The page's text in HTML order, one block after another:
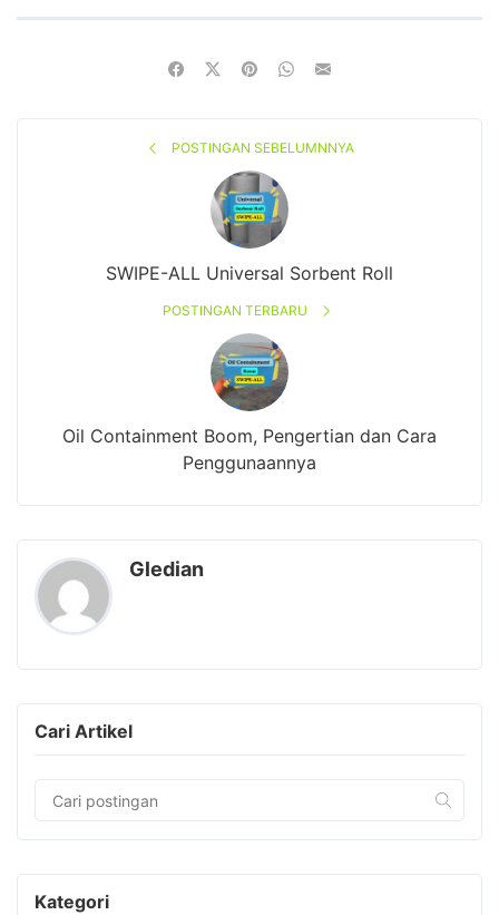
POSTINGAN SEBELUMNNYA
SWIPE-ALL Universal Sorbent Roll
POSTINGAN TERBARU
Oil Containment Boom, Pengertian dan Cara
Penggunaannya
Gledian
Cari Artikel
Kategori